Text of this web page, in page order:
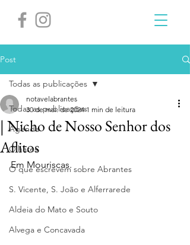
Post
Todas as publicações
Agenda
Olhares
O que escrevem sobre Abrantes
S. Vicente, S. João e Alferrarede
Aldeia do Mato e Souto
Alvega e Concavada
Todas as publicações
| Nicho de Nosso Senhor dos
Aflitos
notavelabrantes
30 de mai. de 2024 1 min de leitura
Em Mouriscas.